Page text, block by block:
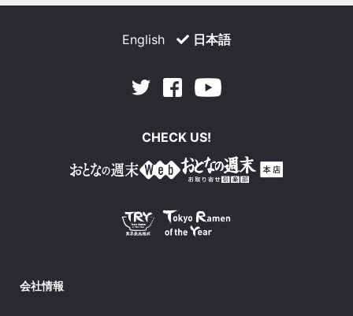
English 日本語
Twitter Facebook
CHECK US!
会社情報